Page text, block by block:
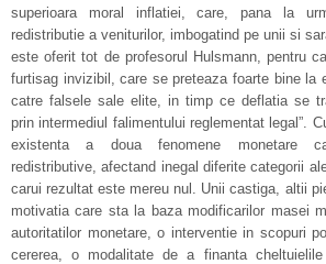
superioara moral inflatiei, care, pana la
redistributie a veniturilor, imbogatind pe unii si
este oferit tot de profesorul Hulsmann, pentru
furtisag invizibil, care se preteaza foarte bine la
catre falsele sale elite, in timp ce deflatia se
prin intermediul falimentului reglementat legal”.
existenta a doua fenomene monetare
redistributive, afectand inegal diferite categorii
carui rezultat este mereu nul. Unii castiga, altii
motivatia care sta la baza modificarilor masei
autoritatilor monetare, o interventie in scopuri
cererea, o modalitate de a finanta